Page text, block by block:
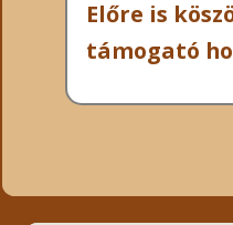
Előre is
támogató